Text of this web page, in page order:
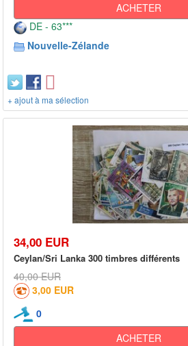
ACHETER
DE - 63***
Nouvelle-Zélande
+ ajout à ma sélection
34,00 EUR
Ceylan/Sri Lanka 300 timbres différents
40,00 EUR
3,00 EUR
0
ACHETER